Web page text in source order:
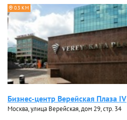
0.3 КМ
Бизнес-центр Верейская Плаза IV
Москва, улица Верейская, дом 29, стр. 34